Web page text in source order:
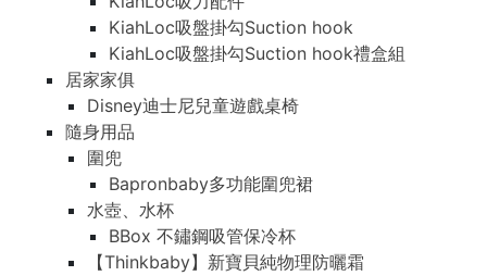
KiahLoc吸盤掛勾Suction hook
KiahLoc吸盤掛勾Suction hook禮盒組
居家家俱
Disney迪士尼兒童遊戲桌椅
隨身用品
圍兜
Bapronbaby多功能圍兜裙
水壺、水杯
BBox 不鏽鋼吸管保冷杯
【Thinkbaby】新寶貝純物理防曬霜